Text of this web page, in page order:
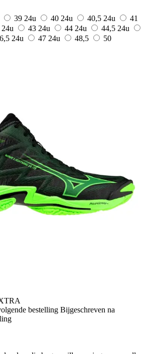
39 24u 40 24u 40,5 24u
41
24u 43 24u 44 24u 44,5 24u
24u 47 24u 48,5
50
bestelling Bijgeschreven na